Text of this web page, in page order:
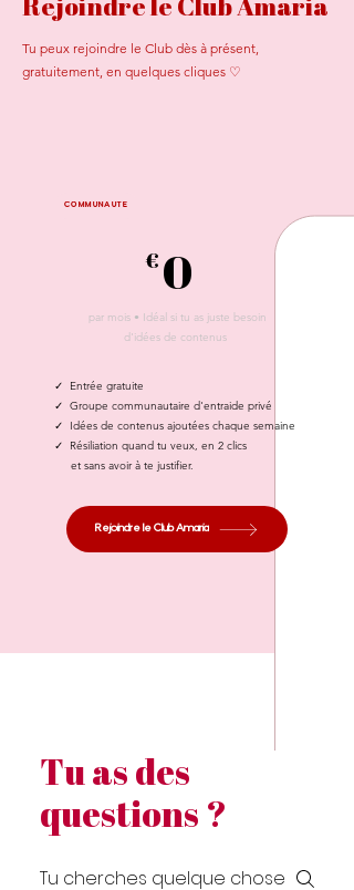
Tu peux rejoindre le Club dès à présent,
gratuitement, en quelques cliques ♡
Rejoindre le Club Amaria
COMMUNAUTÉ
par mois • Idéal si tu as juste besoin
d'idées de contenus
✓ Entrée gratuite
✓ Groupe communautaire d'entraide privé
✓ Idées de contenus ajoutées chaque semaine
✓ Résiliation quand tu veux, en 2 clics
et sans avoir à te justifier.
0
€
Tu as des
questions ?